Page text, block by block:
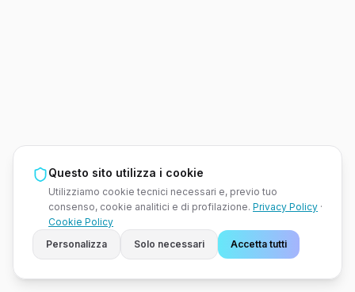
Questo sito utilizza i cookie
Utilizziamo cookie tecnici necessari e, previo tuo
consenso, cookie analitici e di profilazione. Privacy Policy ·
Cookie Policy
Personalizza
Solo necessari Accetta tutti